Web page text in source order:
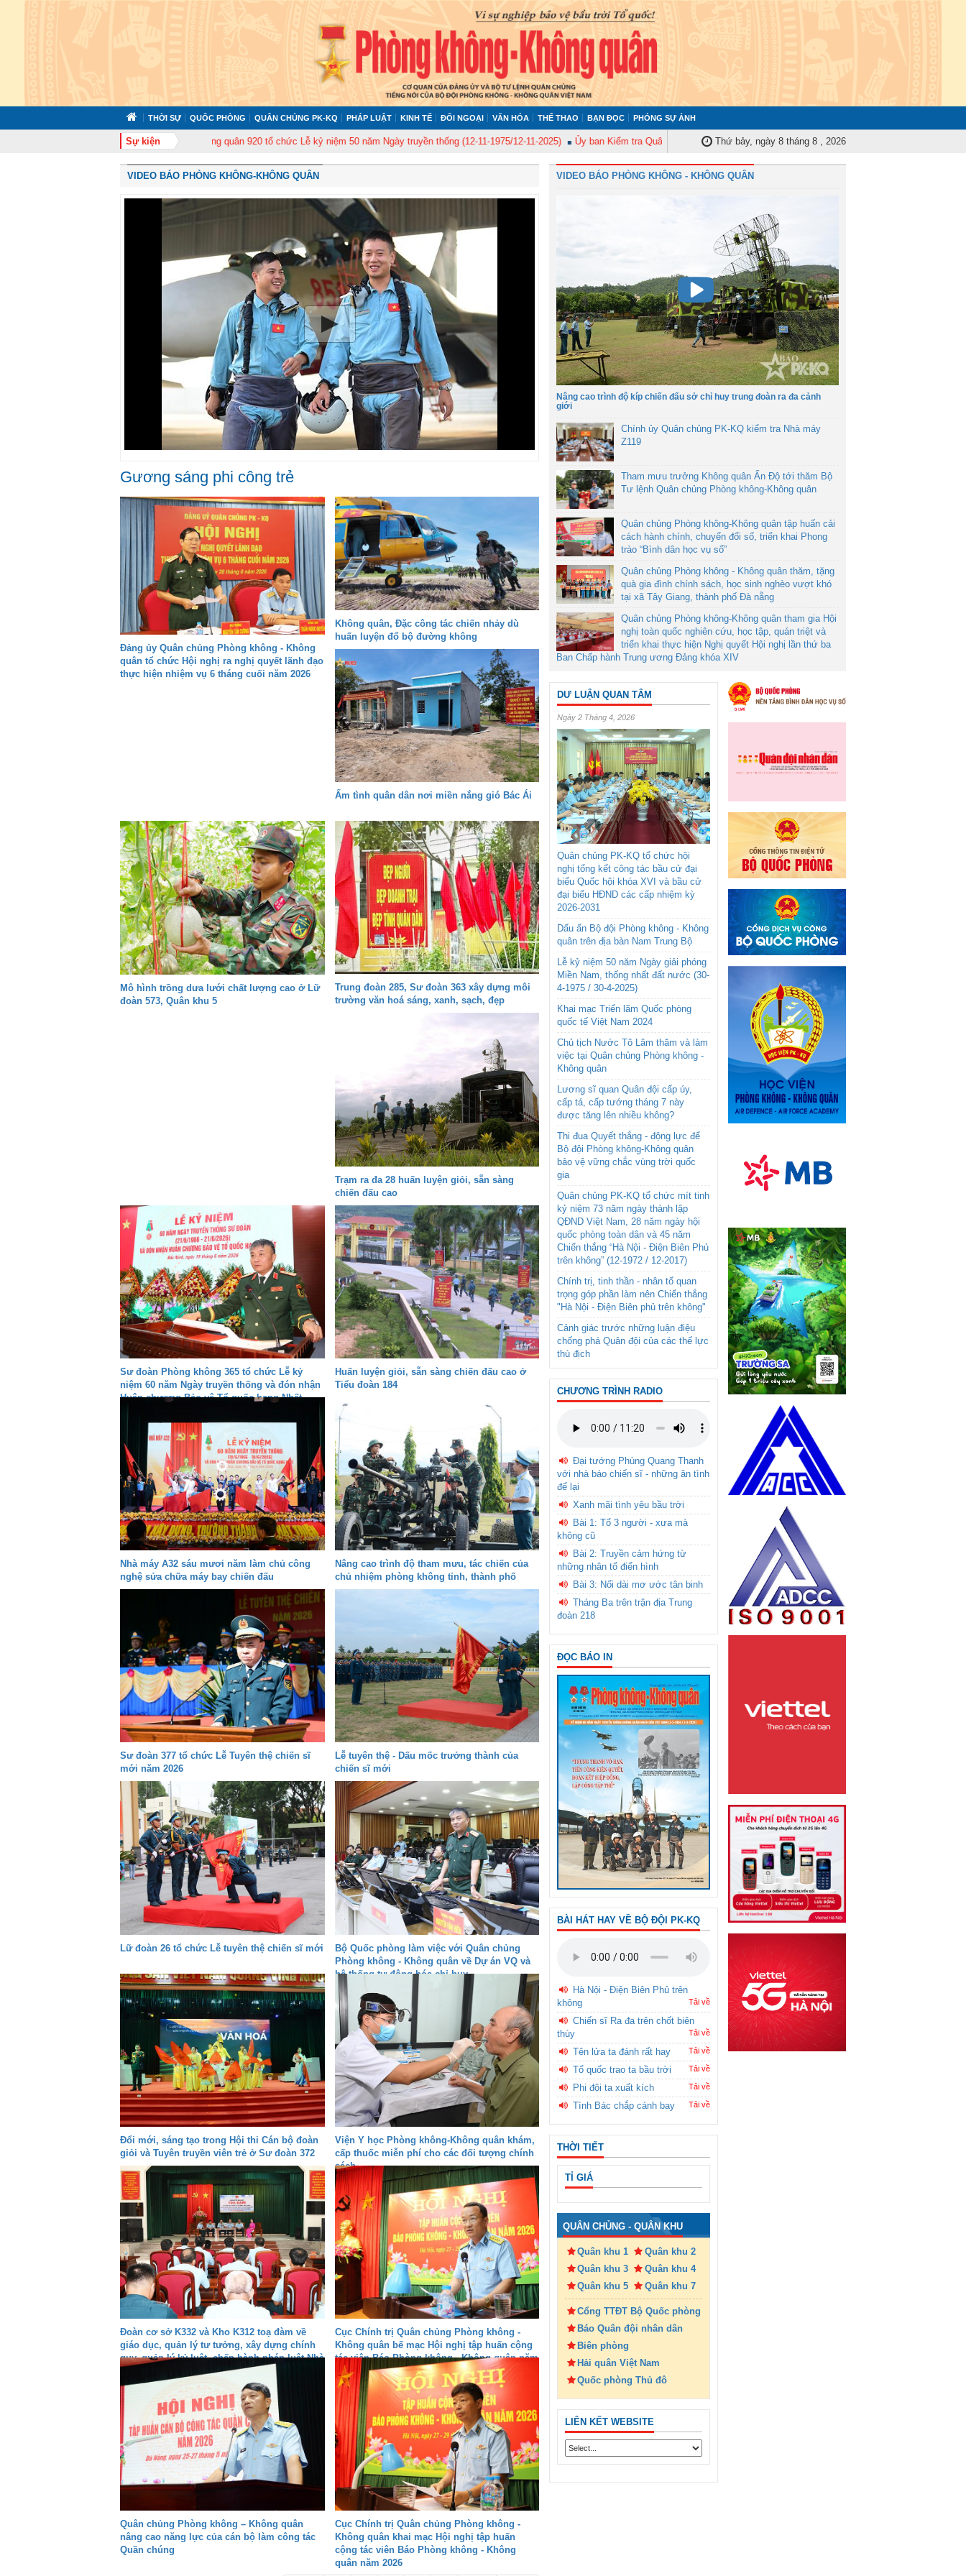
THỜI SỰ QUỐC PHÒNG QUÂN CHỦNG PK-KQ PHÁP LUẬT KINH TẾ ĐỐI NGOẠI VĂN HÓA THỂ THAO BẠN ĐỌC PHÓNG SỰ ẢNH
Sự kiện
Trung đoàn Không quân 920 tổ chức Lễ kỷ niệm 50 năm Ngày truyền thống (12-11-1975/12-11-2025) Ủy ban Kiểm tra Quân ủy Trung ương tập huấn nghiệp vụ công tác kiểm tra, giám sát năm 2025
Thứ bảy, ngày 8 tháng 8 , 2026
VIDEO BÁO PHÒNG KHÔNG-KHÔNG QUÂN
Gương sáng phi công trẻ
Đảng ủy Quân chủng Phòng không - Không
quân tổ chức Hội nghị ra nghị quyết lãnh đạo
thực hiện nhiệm vụ 6 tháng cuối năm 2026
Không quân, Đặc công tác chiến nhảy dù
huấn luyện đổ bộ đường không
Ấm tình quân dân nơi miền nắng gió Bác Ái
Mô hình trồng dưa lưới chất lượng cao ở Lữ
đoàn 573, Quân khu 5
Trung đoàn 285, Sư đoàn 363 xây dựng môi
trường văn hoá sáng, xanh, sạch, đẹp
Trạm ra đa 28 huấn luyện giỏi, sẵn sàng
chiến đấu cao
Sư đoàn Phòng không 365 tổ chức Lễ kỷ
niệm 60 năm Ngày truyền thống và đón nhận
Huân chương Bảo vệ Tổ quốc hạng Nhất
Huấn luyện giỏi, sẵn sàng chiến đấu cao ở
Tiểu đoàn 184
Nhà máy A32 sáu mươi năm làm chủ công
nghệ sửa chữa máy bay chiến đấu
Nâng cao trình độ tham mưu, tác chiến của
chủ nhiệm phòng không tỉnh, thành phố
Sư đoàn 377 tổ chức Lễ Tuyên thệ chiến sĩ
mới năm 2026
Lễ tuyên thệ - Dấu mốc trưởng thành của
chiến sĩ mới
Lữ đoàn 26 tổ chức Lễ tuyên thệ chiến sĩ mới
Bộ Quốc phòng làm việc với Quân chủng
Phòng không - Không quân về Dự án VQ và
hệ thống tự động hóa chỉ huy
Đổi mới, sáng tạo trong Hội thi Cán bộ đoàn
giỏi và Tuyên truyền viên trẻ ở Sư đoàn 372
Viện Y học Phòng không-Không quân khám,
cấp thuốc miễn phí cho các đối tượng chính
sách
Đoàn cơ sở K332 và Kho K312 toạ đàm về
giáo dục, quản lý tư tưởng, xây dựng chính
quy, quản lý kỷ luật, chấp hành pháp luật Nhà
nước, kỷ luật Quân đội và bảo đảm an toàn
trong các hoạt động
Cục Chính trị Quân chủng Phòng không -
Không quân bế mạc Hội nghị tập huấn cộng
tác viên Báo Phòng không - Không quân năm
2026
Quân chủng Phòng không – Không quân
nâng cao năng lực của cán bộ làm công tác
Quần chúng
Cục Chính trị Quân chủng Phòng không -
Không quân khai mạc Hội nghị tập huấn
cộng tác viên Báo Phòng không - Không
quân năm 2026
VIDEO BÁO PHÒNG KHÔNG - KHÔNG QUÂN
Nâng cao trình độ kíp chiến đấu sở chỉ huy trung đoàn ra đa cảnh
giới
Chính ủy Quân chủng PK-KQ kiểm tra Nhà máy
Z119
Tham mưu trưởng Không quân Ấn Độ tới thăm Bộ
Tư lệnh Quân chủng Phòng không-Không quân
Quân chủng Phòng không-Không quân tập huấn cải
cách hành chính, chuyển đổi số, triển khai Phong
trào “Bình dân học vụ số”
Quân chủng Phòng không - Không quân thăm, tặng
quà gia đình chính sách, học sinh nghèo vượt khó
tại xã Tây Giang, thành phố Đà nẵng
Quân chủng Phòng không-Không quân tham gia Hội
nghị toàn quốc nghiên cứu, học tập, quán triệt và
triển khai thực hiện Nghị quyết Hội nghị lần thứ ba
Ban Chấp hành Trung ương Đảng khóa XIV
DƯ LUẬN QUAN TÂM
Ngày 2 Tháng 4, 2026
Quân chủng PK-KQ tổ chức hội
nghị tổng kết công tác bầu cử đại
biểu Quốc hội khóa XVI và bầu cử
đại biểu HĐND các cấp nhiệm kỳ
2026-2031
Dấu ấn Bộ đội Phòng không - Không
quân trên địa bàn Nam Trung Bộ
Lễ kỷ niệm 50 năm Ngày giải phóng
Miền Nam, thống nhất đất nước (30-
4-1975 / 30-4-2025)
Khai mạc Triển lãm Quốc phòng
quốc tế Việt Nam 2024
Chủ tịch Nước Tô Lâm thăm và làm
việc tại Quân chủng Phòng không -
Không quân
Lương sĩ quan Quân đội cấp úy,
cấp tá, cấp tướng tháng 7 này
được tăng lên nhiều không?
Thi đua Quyết thắng - động lực để
Bộ đội Phòng không-Không quân
bảo vệ vững chắc vùng trời quốc
gia
Quân chủng PK-KQ tổ chức mít tinh
kỷ niệm 73 năm ngày thành lập
QĐND Việt Nam, 28 năm ngày hội
quốc phòng toàn dân và 45 năm
Chiến thắng “Hà Nội - Điện Biên Phủ
trên không” (12-1972 / 12-2017)
Chính trị, tinh thần - nhân tố quan
trọng góp phần làm nên Chiến thắng
"Hà Nội - Điện Biên phủ trên không"
Cảnh giác trước những luận điệu
chống phá Quân đội của các thế lực
thù địch
CHƯƠNG TRÌNH RADIO
Đại tướng Phùng Quang Thanh
với nhà báo chiến sĩ - những ân tình
để lại
Xanh mãi tình yêu bầu trời
Bài 1: Tổ 3 người - xưa mà
không cũ
Bài 2: Truyền cảm hứng từ
những nhân tố điển hình
Bài 3: Nối dài mơ ước tân binh
Tháng Ba trên trận địa Trung
đoàn 218
ĐỌC BÁO IN
BÀI HÁT HAY VỀ BỘ ĐỘI PK-KQ
Hà Nội - Điện Biên Phủ trên
không
Tải về
Chiến sĩ Ra đa trên chốt biên
thùy
Tải về
Tên lửa ta đánh rất hay Tải về
Tổ quốc trao ta bầu trời Tải về
Phi đội ta xuất kích Tải về
Tình Bác chắp cánh bay Tải về
THỜI TIẾT
TỈ GIÁ
QUÂN CHỦNG - QUÂN KHU
Quân khu 1
Quân khu 2
Quân khu 3
Quân khu 4
Quân khu 5
Quân khu 7
Cổng TTĐT Bộ Quốc phòng
Báo Quân đội nhân dân
Biên phòng
Hải quân Việt Nam
Quốc phòng Thủ đô
LIÊN KẾT WEBSITE